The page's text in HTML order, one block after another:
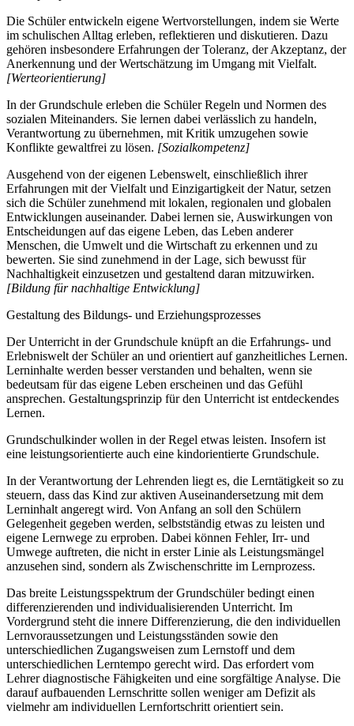
Die Schüler entwickeln eigene Wertvorstellungen, indem sie Werte
im schulischen Alltag erleben, reflektieren und diskutieren. Dazu
gehören insbesondere Erfahrungen der Toleranz, der Akzeptanz, der
Anerkennung und der Wertschätzung im Umgang mit Vielfalt.
[Werteorientierung]
In der Grundschule erleben die Schüler Regeln und Normen des
sozialen Miteinanders. Sie lernen dabei verlässlich zu handeln,
Verantwortung zu übernehmen, mit Kritik umzugehen sowie
Konflikte gewaltfrei zu lösen. [Sozialkompetenz]
Ausgehend von der eigenen Lebenswelt, einschließlich ihrer
Erfahrungen mit der Vielfalt und Einzigartigkeit der Natur, setzen
sich die Schüler zunehmend mit lokalen, regionalen und globalen
Entwicklungen auseinander. Dabei lernen sie, Auswirkungen von
Entscheidungen auf das eigene Leben, das Leben anderer
Menschen, die Umwelt und die Wirtschaft zu erkennen und zu
bewerten. Sie sind zunehmend in der Lage, sich bewusst für
Nachhaltigkeit einzusetzen und gestaltend daran mitzuwirken.
[Bildung für nachhaltige Entwicklung]
Gestaltung des Bildungs- und Erziehungsprozesses
Der Unterricht in der Grundschule knüpft an die Erfahrungs- und
Erlebniswelt der Schüler an und orientiert auf ganzheitliches Lernen.
Lerninhalte werden besser verstanden und behalten, wenn sie
bedeutsam für das eigene Leben erscheinen und das Gefühl
ansprechen. Gestaltungsprinzip für den Unterricht ist entdeckendes
Lernen.
Grundschulkinder wollen in der Regel etwas leisten. Insofern ist
eine leistungsorientierte auch eine kindorientierte Grundschule.
In der Verantwortung der Lehrenden liegt es, die Lerntätigkeit so zu
steuern, dass das Kind zur aktiven Auseinandersetzung mit dem
Lerninhalt angeregt wird. Von Anfang an soll den Schülern
Gelegenheit gegeben werden, selbstständig etwas zu leisten und
eigene Lernwege zu erproben. Dabei können Fehler, Irr- und
Umwege auftreten, die nicht in erster Linie als Leistungsmängel
anzusehen sind, sondern als Zwischenschritte im Lernprozess.
Das breite Leistungsspektrum der Grundschüler bedingt einen
differenzierenden und individualisierenden Unterricht. Im
Vordergrund steht die innere Differenzierung, die den individuellen
Lernvoraussetzungen und Leistungsständen sowie den
unterschiedlichen Zugangsweisen zum Lernstoff und dem
unterschiedlichen Lerntempo gerecht wird. Das erfordert vom
Lehrer diagnostische Fähigkeiten und eine sorgfältige Analyse. Die
darauf aufbauenden Lernschritte sollen weniger am Defizit als
vielmehr am individuellen Lernfortschritt orientiert sein.